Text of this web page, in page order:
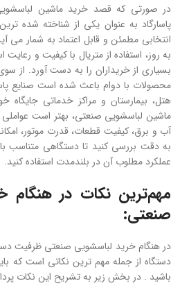
در صورتی که قصد خرید ماشین
پاسارگاد به عنوان یکی از شناخته شده
انتخابی مطمئن و قابل اعتماد به شمار می
به روز، استفاده از متریال با کیفیت و
بسیاری از خریداران را به دست آورد. از
محصولات با دوام باعث شده است صنایع
هتل، بیمارستان و مراکز خدماتی جایگاه
ماشین لباسشویی صنعتی، بهتر است
آب و برق، کیفیت قطعات، قدرت موتور،
به دقت بررسی کنید تا دستگاهی متناسب
عملکرد مطلوب آن در بلندمدت استفاده کنید.
مهم‌ترین نکات در هنگام
صنعتی:
در هنگام خرید لباسشویی صنعتی ظرفیت
دستگاه از جمله مهم ترین نکاتی است که
باشید . در بخش زیر به تشریح این نکات